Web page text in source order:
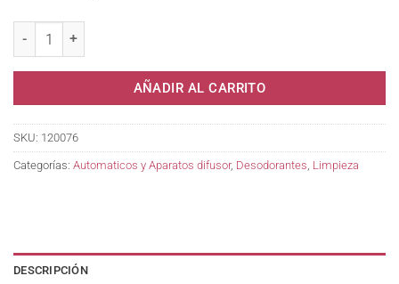
AÑADIR AL CARRITO
SKU: 120076
Categorías: Automaticos y Aparatos difusor, Desodorantes, Limpieza
DESCRIPCIÓN